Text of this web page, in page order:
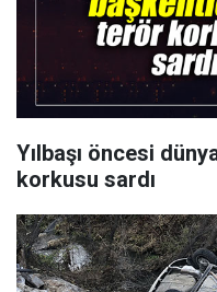
Yılbaşı öncesi
korkusu sardı